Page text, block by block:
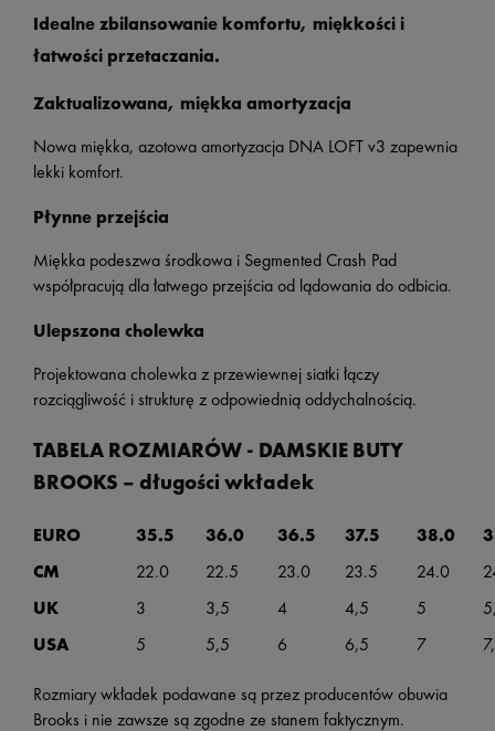
Idealne zbilansowanie komfortu, miękkości i
łatwości przetaczania.
Zaktualizowana, miękka amortyzacja
Nowa miękka, azotowa amortyzacja DNA LOFT v3 zapewnia
lekki komfort.
Płynne przejścia
Miękka podeszwa środkowa i Segmented Crash Pad
współpracują dla łatwego przejścia od lądowania do odbicia.
Ulepszona cholewka
Projektowana cholewka z przewiewnej siatki łączy
rozciągliwość i strukturę z odpowiednią oddychalnością.
TABELA ROZMIARÓW - DAMSKIE BUTY
BROOKS – długości wkładek
EURO 35.5 36.0 36.5 37.5 38.0
CM
22.0 22.5 23.0 23.5 24.0
UK
3 3,5 4 4,5 5
USA
5 5,5 6 6,5 7
Rozmiary wkładek podawane są przez producentów obuwia
Brooks i nie zawsze są zgodne ze stanem faktycznym.